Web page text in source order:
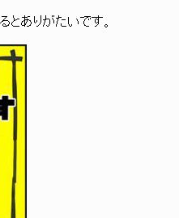
とありがたいです。